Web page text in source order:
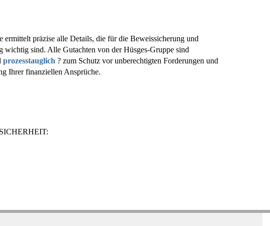
ermittelt präzise alle Details, die für die Beweissicherung und
wichtig sind. Alle Gutachten von der Hüsges-Gruppe sind
prozesstauglich ? zum Schutz vor unberechtigten Forderungen und
Ihrer finanziellen Ansprüche.